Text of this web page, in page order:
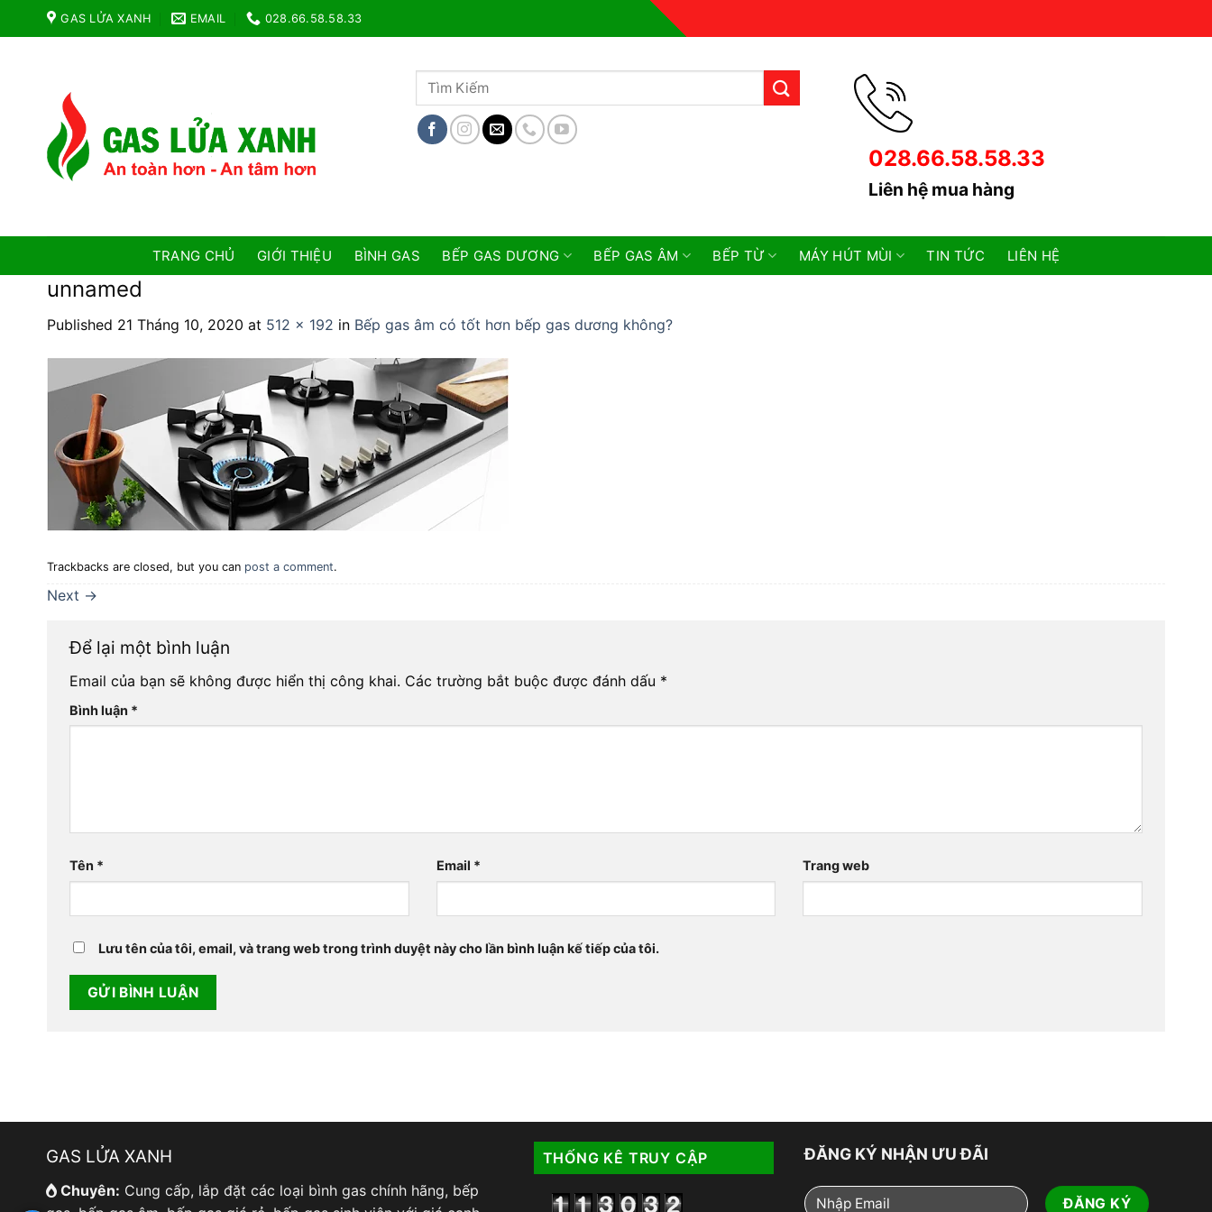
to
GAS LỬA XANH EMAIL 028.66.58.58.33
Tìm
kiếm:
028.66.58.58.33
Liên hệ mua hàng
TRANG CHỦ GIỚI THIỆU BÌNH GAS BẾP GAS DƯƠNG BẾP GAS ÂM BẾP TỪ MÁY HÚT MÙI TIN TỨC LIÊN HỆ
unnamed
Published 21 Tháng 10, 2020 at 512 × 192 in Bếp gas âm có tốt hơn bếp gas dương không?
Trackbacks are closed, but you can post a comment.
Next →
Để lại một bình luận
Email của bạn sẽ không được hiển thị công khai. Các trường bắt buộc được đánh dấu *
Bình luận *
Tên * Email * Trang web
Lưu tên của tôi, email, và trang web trong trình duyệt này cho lần bình luận kế tiếp của tôi.
GAS LỬA XANH
Chuyên: Cung cấp, lắp đặt các loại bình gas chính hãng, bếp
THỐNG KÊ TRUY CẬP ĐĂNG KÝ NHẬN ƯU ĐÃI